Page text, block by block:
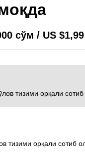
сўм / US $1,99
тизими орқали
тизими орқали сотиб